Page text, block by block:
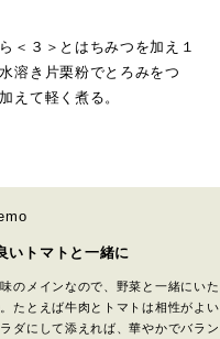
＜３＞とはちみつを加え１
溶き片栗粉でとろみをつ
えて軽く煮る。
いトマトと一緒に
のメインなので、野菜と一緒にいた
たとえば牛肉とトマトは相性がよい
ダにして添えれば、華やかでバラン